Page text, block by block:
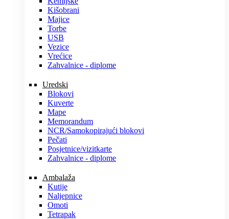
Kišobrani
Majice
Torbe
USB
Vezice
Vrećice
Zahvalnice - diplome
Uredski
Blokovi
Kuverte
Mape
Memorandum
NCR/Samokopirajući blokovi
Pečati
Posjetnice/vizitkarte
Zahvalnice - diplome
Ambalaža
Kutije
Naljepnice
Omoti
Tetrapak